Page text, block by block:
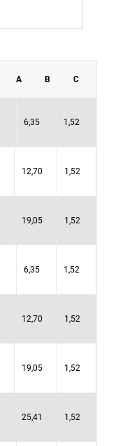
A B C
6,35 1,52
12,70 1,52
19,05 1,52
6,35 1,52
12,70 1,52
19,05 1,52
25,41 1,52